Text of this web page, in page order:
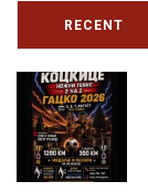
RECENT